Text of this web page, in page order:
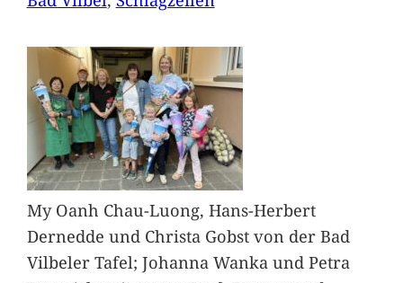
My Oanh Chau-Luong, Hans-Herbert
Dernedde und Christa Gobst von der Bad
Vilbeler Tafel; Johanna Wanka und Petra